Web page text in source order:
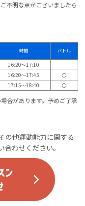
不明な点がございましたら
時間 バトル
16:20～17:10
-
16:20～17:45
〇
17:15～18:40 〇
合があります。予めご了承
の他運動能力に関する
わせください。